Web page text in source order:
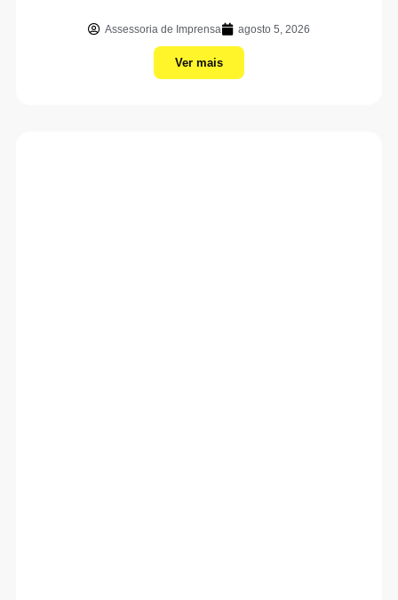
Assessoria de Imprensa agosto 5, 2026
Ver mais